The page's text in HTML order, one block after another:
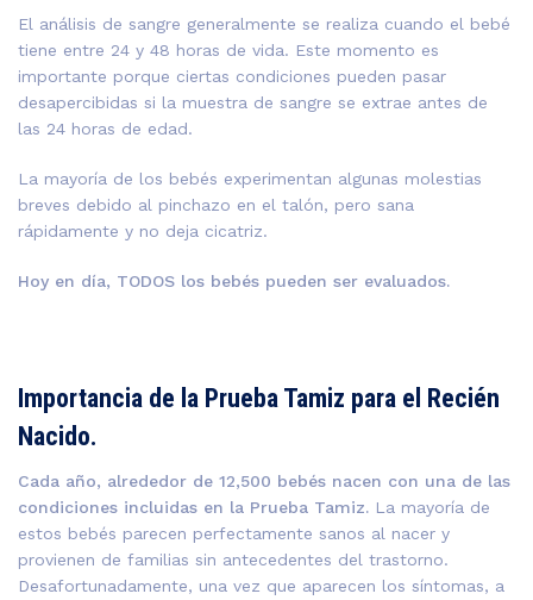
El análisis de sangre generalmente se realiza cuando el bebé
tiene entre 24 y 48 horas de vida. Este momento es
importante porque ciertas condiciones pueden pasar
desapercibidas si la muestra de sangre se extrae antes de
las 24 horas de edad.
La mayoría de los bebés experimentan algunas molestias
breves debido al pinchazo en el talón, pero sana
rápidamente y no deja cicatriz.
Hoy en día, TODOS los bebés pueden ser evaluados.
Importancia de la Prueba Tamiz para el Recién
Nacido.
Cada año, alrededor de 12,500 bebés nacen con una de las
condiciones incluidas en la Prueba Tamiz. La mayoría de
estos bebés parecen perfectamente sanos al nacer y
provienen de familias sin antecedentes del trastorno.
Desafortunadamente, una vez que aparecen los síntomas, a